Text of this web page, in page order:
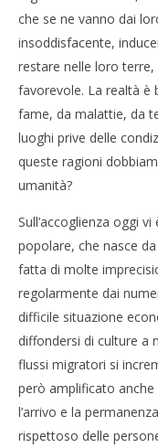
che se ne vanno dai
insoddisfacente,
restare nelle loro
favorevole. La realtà è
fame, da malattie, da
luoghi prive delle
queste ragioni
umanità?
Sull’accoglienza oggi
popolare, che nasce
fatta di molte
regolarmente dai
difficile situazione
diffondersi di culture a
flussi migratori si
però amplificato
l’arrivo e la
rispettoso delle